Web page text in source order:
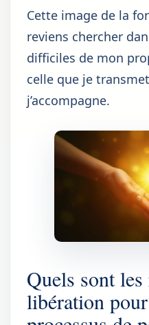
Cette image de la
reviens chercher
difficiles de mon
celle que je
j’accompagne.
Quels sont
libération